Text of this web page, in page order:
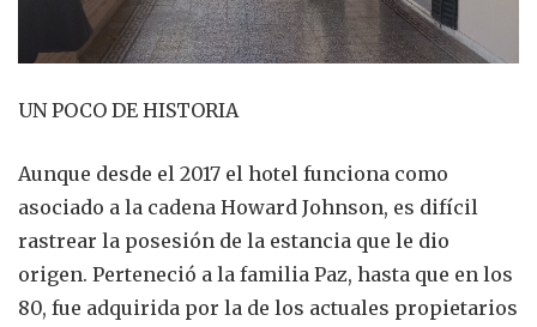
UN POCO DE HISTORIA
Aunque desde el 2017 el hotel funciona como
asociado a la cadena Howard Johnson, es difícil
rastrear la posesión de la estancia que le dio
origen. Perteneció a la familia Paz, hasta que en los
80, fue adquirida por la de los actuales propietarios